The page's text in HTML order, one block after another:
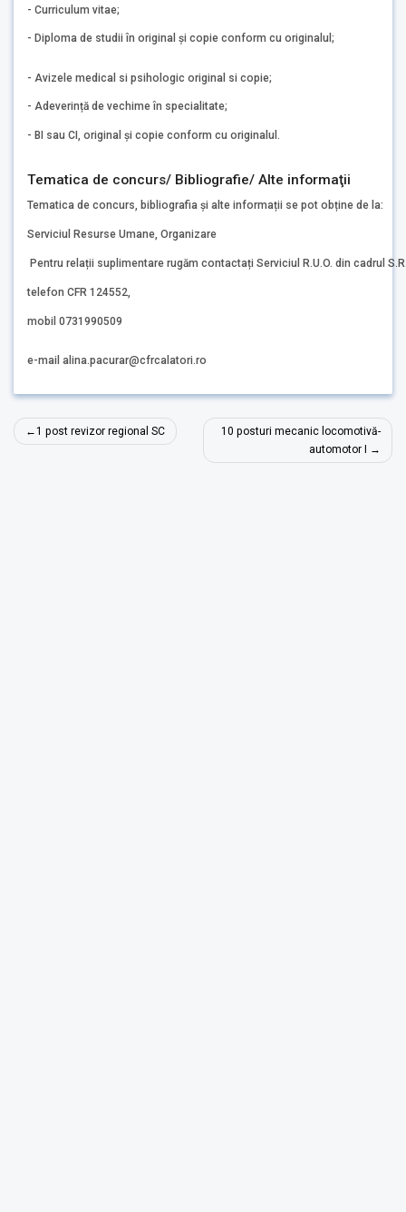
- Curriculum vitae;
- Diploma de studii în original și copie conform cu originalul;
- Avizele medical si psihologic original si copie;
- Adeverință de vechime în specialitate;
- BI sau CI, original și copie conform cu originalul.
Tematica de concurs/ Bibliografie/ Alte informaţii
Tematica de concurs, bibliografia și alte informații se pot obține de la:
Serviciul Resurse Umane, Organizare
Pentru relații suplimentare rugăm contactați Serviciul R.U.O. din cadrul
telefon CFR 124552,
mobil 0731990509
e-mail alina.pacurar@cfrcalatori.ro
Navigare
în
1 post revizor regional SC
10 posturi mecanic locomotivă-
automotor I